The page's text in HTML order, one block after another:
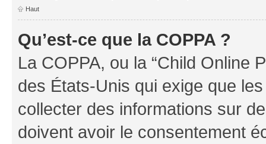
Haut
Qu’est-ce que la COPPA ?
La COPPA, ou la “Child Online
des États-Unis qui exige que
collecter des informations sur
doivent avoir le consentement